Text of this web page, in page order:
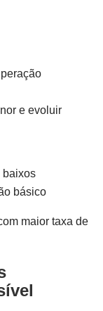
e evoluir
baixos
básico
maior taxa de